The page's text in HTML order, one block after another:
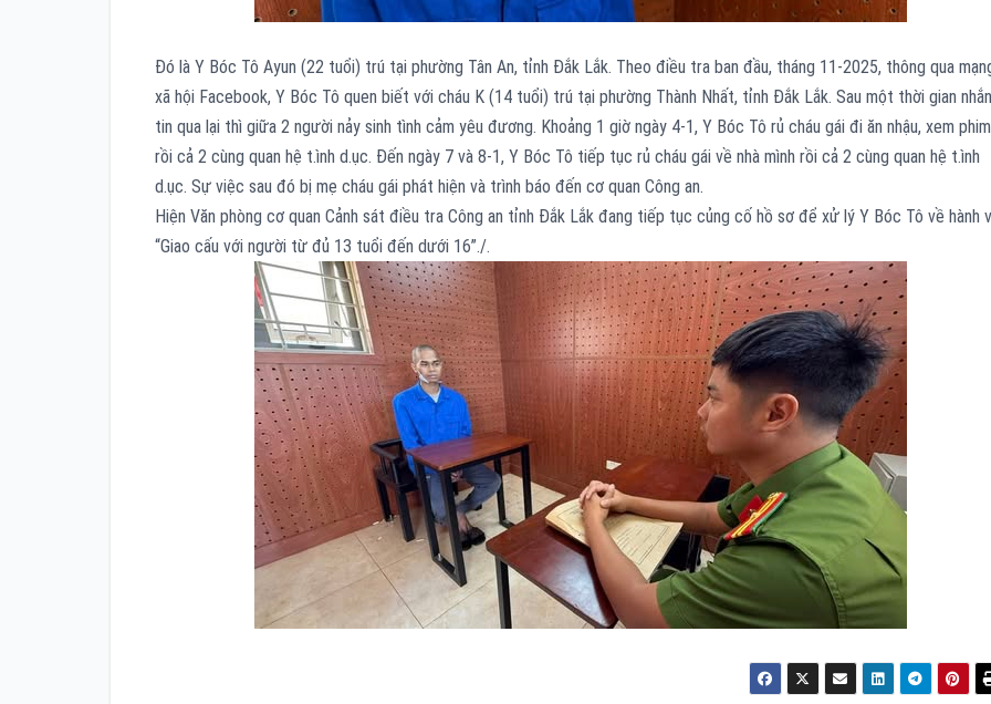
Đó là Y Bóc Tô Ayun (22 tuổi) trú tại phường Tân An, tỉnh Đắk Lắk. Theo điều tra ban đầu, tháng 11-2025, thông qua
xã hội Facebook, Y Bóc Tô quen biết với cháu K (14 tuổi) trú tại phường Thành Nhất, tỉnh Đắk Lắk. Sau một thời gian nhắn
tin qua lại thì giữa 2 người nảy sinh tình cảm yêu đương. Khoảng 1 giờ ngày 4-1, Y Bóc Tô rủ cháu gái đi ăn nhậu, xem phim
rồi cả 2 cùng quan hệ t.ình d.ục. Đến ngày 7 và 8-1, Y Bóc Tô tiếp tục rủ cháu gái về nhà mình rồi cả 2 cùng quan hệ t.ình
d.ục. Sự việc sau đó bị mẹ cháu gái phát hiện và trình báo đến cơ quan Công an.
Hiện Văn phòng cơ quan Cảnh sát điều tra Công an tỉnh Đắk Lắk đang tiếp tục củng cố hồ sơ để xử lý Y Bóc Tô về hành
“Giao cấu với người từ đủ 13 tuổi đến dưới 16”./.